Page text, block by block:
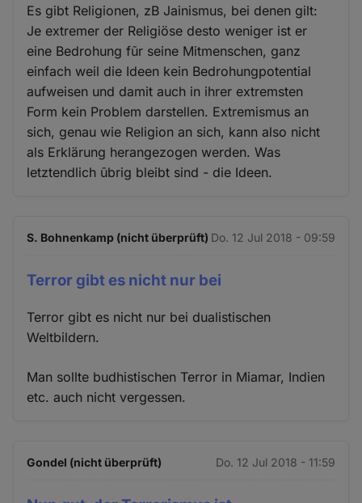
Es gibt Religionen, zB Jainismus, bei denen gilt:
Je extremer der Religiöse desto weniger ist er
eine Bedrohung fūr seine Mitmenschen, ganz
einfach weil die Ideen kein Bedrohungpotential
aufweisen und damit auch in ihrer extremsten
Form kein Problem darstellen. Extremismus an
sich, genau wie Religion an sich, kann also nicht
als Erklärung herangezogen werden. Was
letztendlich ūbrig bleibt sind - die Ideen.
S. Bohnenkamp (nicht überprüft) Do. 12 Jul 2018 - 09:59
Terror gibt es nicht nur bei
Terror gibt es nicht nur bei dualistischen
Weltbildern.
Man sollte budhistischen Terror in Miamar, Indien
etc. auch nicht vergessen.
Gondel (nicht überprüft) Do. 12 Jul 2018 - 11:59